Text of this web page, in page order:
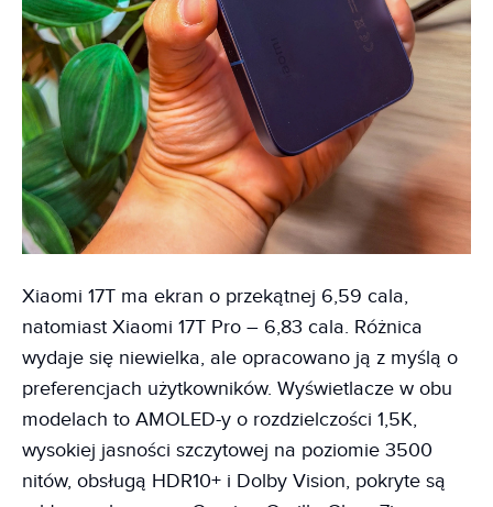
Xiaomi 17T ma ekran o przekątnej 6,59 cala,
natomiast Xiaomi 17T Pro – 6,83 cala. Różnica
wydaje się niewielka, ale opracowano ją z myślą o
preferencjach użytkowników. Wyświetlacze w obu
modelach to AMOLED-y o rozdzielczości 1,5K,
wysokiej jasności szczytowej na poziomie 3500
nitów, obsługą HDR10+ i Dolby Vision, pokryte są